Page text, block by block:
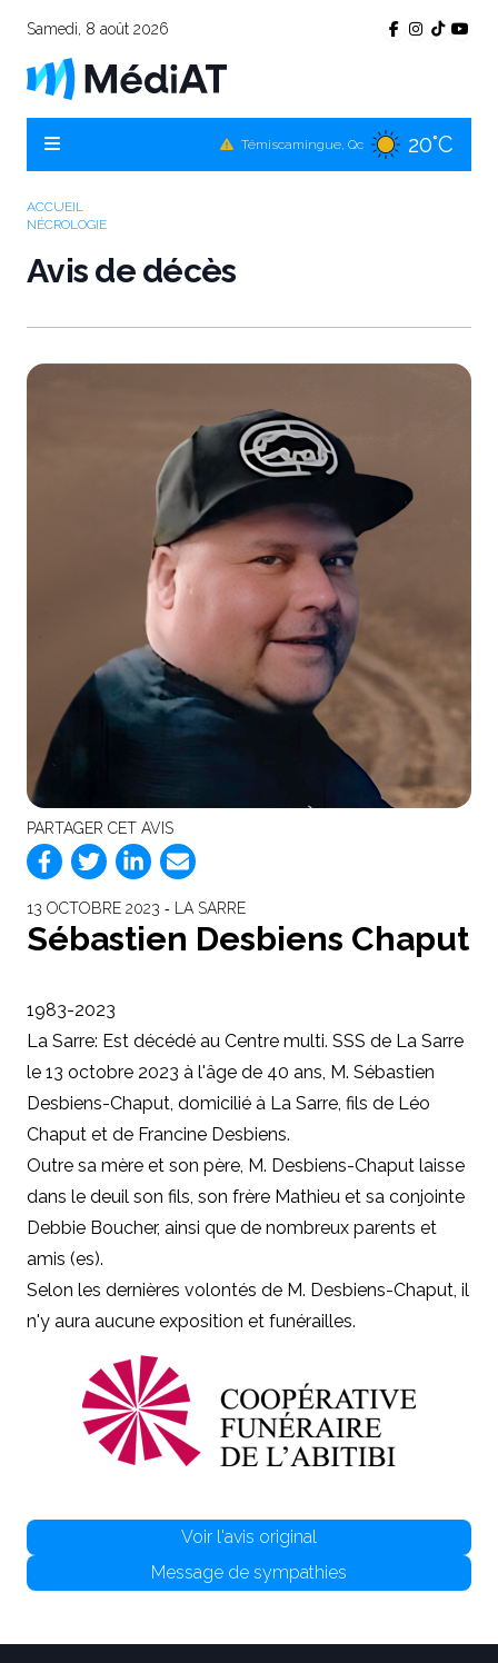
Samedi, 8 août 2026
Témiscamingue, Qc 20°C
21°C
ACCUEIL
NÉCROLOGIE
Avis de décès
PARTAGER CET AVIS
13 OCTOBRE 2023 ‐ LA SARRE
Sébastien Desbiens Chaput
1983-2023
La Sarre: Est décédé au Centre multi. SSS de La Sarre
le 13 octobre 2023 à l'âge de 40 ans, M. Sébastien
Desbiens-Chaput, domicilié à La Sarre, fils de Léo
Chaput et de Francine Desbiens.
Outre sa mère et son père, M. Desbiens-Chaput laisse
dans le deuil son fils, son frère Mathieu et sa conjointe
Debbie Boucher, ainsi que de nombreux parents et
amis (es).
Selon les dernières volontés de M. Desbiens-Chaput, il
n'y aura aucune exposition et funérailles.
Voir l'avis original
Message de sympathies